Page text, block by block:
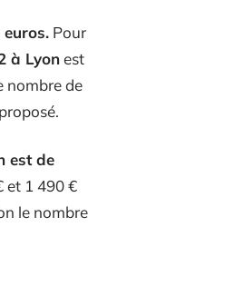
Pour
à Lyonest
nombre de
est de
et 1 490 €
le nombre